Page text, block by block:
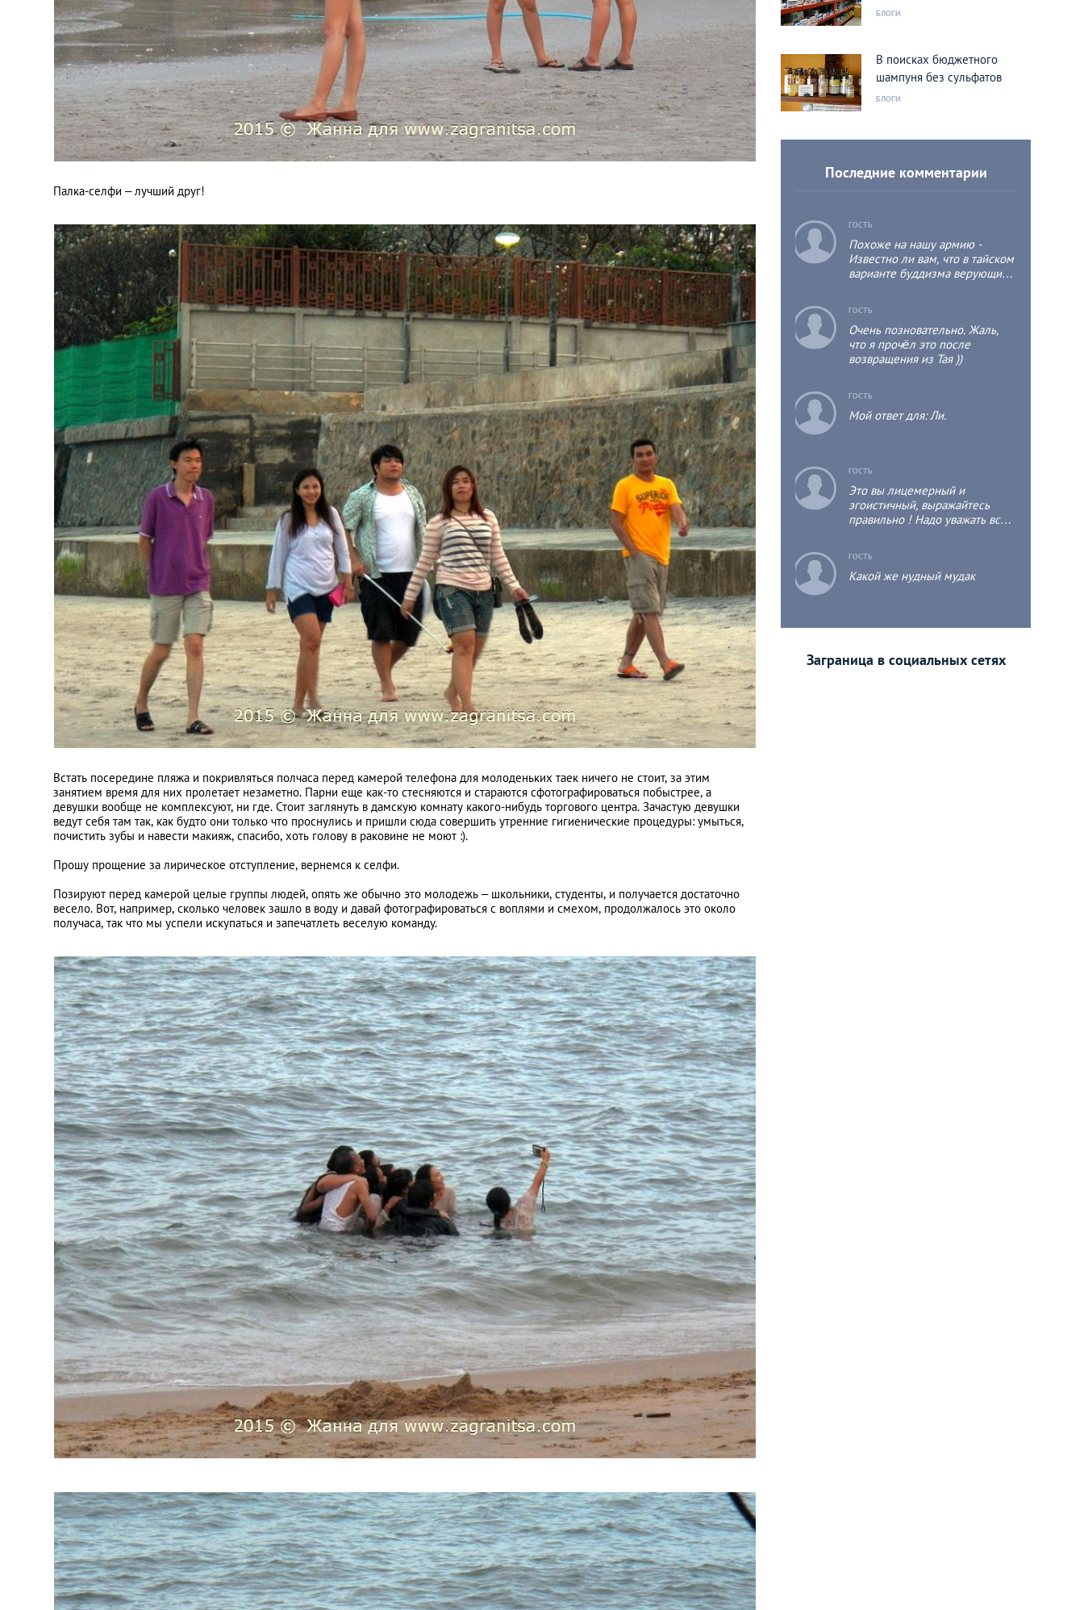
Палка-селфи – лучший друг!
Встать посередине пляжа и покривляться полчаса перед камерой телефона для молоденьких таек ничего не стоит, за этим
занятием время для них пролетает незаметно. Парни еще как-то стесняются и стараются сфотографироваться побыстрее, а
девушки вообще не комплексуют, ни где. Стоит заглянуть в дамскую комнату какого-нибудь торгового центра. Зачастую девушки
ведут себя там так, как будто они только что проснулись и пришли сюда совершить утренние гигиенические процедуры: умыться,
почистить зубы и навести макияж, спасибо, хоть голову в раковине не моют :).
Прошу прощение за лирическое отступление, вернемся к селфи.
Позируют перед камерой целые группы людей, опять же обычно это молодежь – школьники, студенты, и получается достаточно
весело. Вот, например, сколько человек зашло в воду и давай фотографироваться с воплями и смехом, продолжалось это около
получаса, так что мы успели искупаться и запечатлеть веселую команду.
БЛОГИ
В поисках бюджетного
шампуня без сульфатов
БЛОГИ
Последние комментарии
c ГОСТЬ
Похоже на нашу армию -
Известно ли вам, что в тайском
варианте буддизма верующий
монахом, пусть даже не
продолжительное время, т.к.
это положительно отразится на
его собственной судьбе и
c ГОСТЬ
Очень позновательно. Жаль,
что я прочёл это после
возвращения из Тая ))
c ГОСТЬ
Мой ответ для: Ли.
c ГОСТЬ
Это вы лицемерный и
эгоистичный, выражайтесь
правильно ! Надо уважать всех
животных разницы нет!
c ГОСТЬ
Какой же нудный мудак
Заграница в социальных сетях